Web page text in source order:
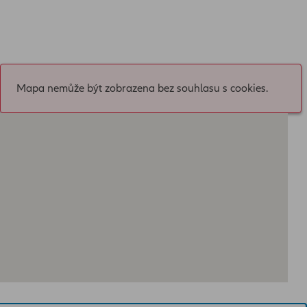
Mapa nemůže být zobrazena bez souhlasu s cookies.